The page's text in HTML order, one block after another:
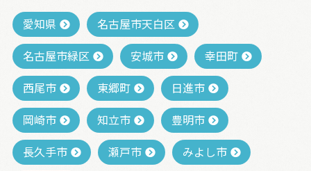
愛知県 名古屋市天白区
名古屋市緑区 安城市 幸田町
西尾市 東郷町 日進市
岡崎市 知立市 豊明市
長久手市 瀬戸市 みよし市